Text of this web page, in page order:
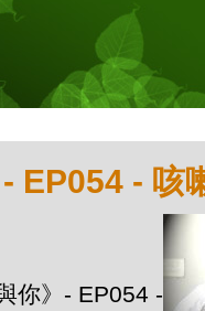
- EP054 - 咳
你》- EP054 -